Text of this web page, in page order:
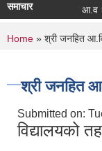
समाचार आ.व
You are
Home » श्री जनहित
श्री जनहित
Submitted on:
विद्यालयको